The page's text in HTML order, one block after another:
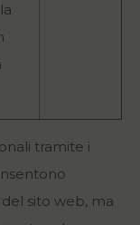
tramite i
sito web, ma